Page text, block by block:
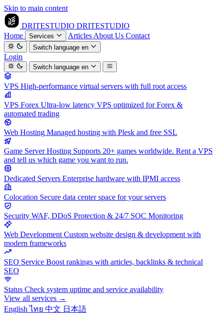
Skip to main content
DRITESTUDIO DRITESTUDIO
Home
Services Articles About Us Contact
Switch languageen
Login
Switch languageen
VPS High-performance virtual servers with full root access
VPS Forex Ultra-low latency VPS optimized for Forex &
automated trading
Web Hosting Managed hosting with Plesk and free SSL
Game Server Hosting Supports 20+ games worldwide. Rent a VPS
and tell us which game you want to run.
Dedicated Servers Enterprise hardware with IPMI access
Colocation Secure data center space for your servers
Security WAF, DDoS Protection & 24/7 SOC Monitoring
Web Development Custom website design & development with
modern frameworks
SEO Service Boost rankings with articles, backlinks & technical
SEO
Status Check system uptime and service availability
View all services →
Englishไทย 中文 日本語